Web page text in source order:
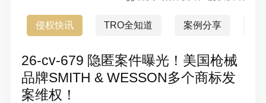
侵权快讯 TRO全知道 案例分享
26-cv-679 隐匿案件曝光！美国枪械
品牌SMITH & WESSON多个商标发
案维权！